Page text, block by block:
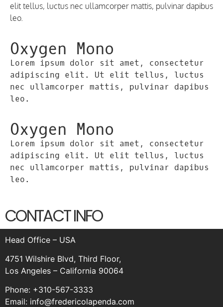
elit tellus, luctus nec ullamcorper mattis, pulvinar dapibus
leo.
Oxygen Mono
Lorem ipsum dolor sit amet, consectetur
adipiscing elit. Ut elit tellus, luctus
nec ullamcorper mattis, pulvinar dapibus
leo.
Oxygen Mono
Lorem ipsum dolor sit amet, consectetur
adipiscing elit. Ut elit tellus, luctus
nec ullamcorper mattis, pulvinar dapibus
leo.
CONTACT INFO
Head Office – USA
4751 Wilshire Blvd, Third Floor,
Los Angeles – California 90064
Phone: +310-567-3333
Email: info@fredericolapenda.com